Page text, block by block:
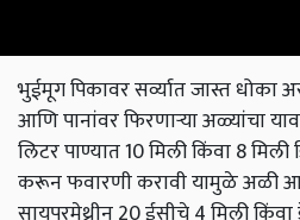
भुईमूग पिकावर सर्व्यात जास्त धोका
आणि पानांवर फिरणाऱ्या अळ्यांचा
लिटर पाण्यात 10 मिली किंवा 8
करून फवारणी करावी यामुळे अळी